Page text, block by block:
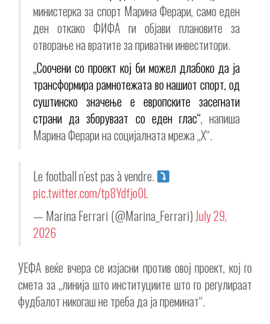
министерка за спорт Марина Ферари, само еден
ден откако ФИФА ги објави плановите за
отворање на вратите за приватни инвеститори.
„Соочени со проект кој би можел длабоко да ја
трансформира рамнотежата во нашиот спорт, од
суштинско значење е европските засегнати
страни да зборуваат со еден глас“, напиша
Марина Ферари на социјалната мрежа „X“.
Le football n’est pas à vendre.
pic.twitter.com/tp8Ydfjo0L
— Marina Ferrari (@Marina_Ferrari) July 29,
2026
УЕФА веќе вчера се изјасни против овој проект, кој го
смета за „линија што институциите што го регулираат
фудбалот никогаш не треба да ја преминат“.